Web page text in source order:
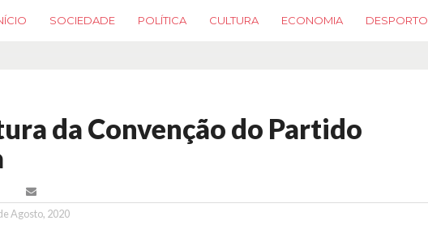
SOCIEDADE POLÍTICA CULTURA ECONOMIA DESPORTO
da Convenção do Partido
Agosto, 2020